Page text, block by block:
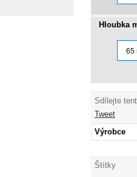
Hloubka
65
Sdílejte
Tweet
Výrobce
Štítky